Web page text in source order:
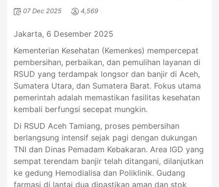
07 Dec 2025 4,569
Jakarta, 6 Desember 2025
Kementerian Kesehatan (Kemenkes) mempercepat
pembersihan, perbaikan, dan pemulihan layanan di
RSUD yang terdampak longsor dan banjir di Aceh,
Sumatera Utara, dan Sumatera Barat. Fokus utama
pemerintah adalah memastikan fasilitas kesehatan
kembali berfungsi secepat mungkin.
Di RSUD Aceh Tamiang, proses pembersihan
berlangsung intensif sejak pagi dengan dukungan
TNI dan Dinas Pemadam Kebakaran. Area IGD yang
sempat terendam banjir telah ditangani, dilanjutkan
ke gedung Hemodialisa dan Poliklinik. Gudang
farmasi di lantai dua dipastikan aman dan stok